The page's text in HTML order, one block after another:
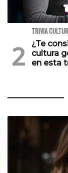
TRIVIA
¿Te
cultura
en esta